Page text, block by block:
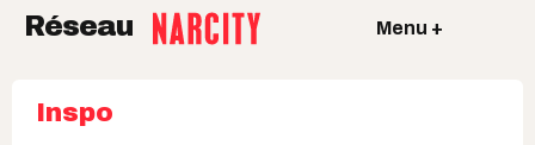
Réseau Menu +
Inspo